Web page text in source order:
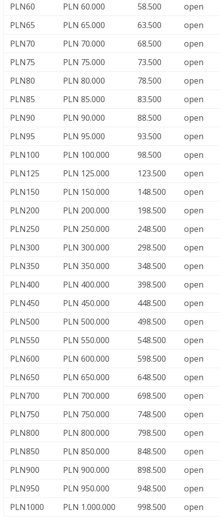
PLN60 PLN 60.000 58.500
open
PLN65
PLN 65.000 63.500
open
PLN70
PLN 70.000 68.500
open
PLN75
PLN 75.000 73.500
open
PLN80
PLN 80.000 78.500
open
PLN85
PLN 85.000 83.500
open
PLN90
PLN 90.000 88.500
open
PLN95
PLN 95.000 93.500
open
PLN100
PLN 100.000 98.500
open
PLN125
PLN 125.000 123.500
open
PLN150
PLN 150.000 148.500
open
PLN200
PLN 200.000 198.500
open
PLN250
PLN 250.000 248.500
open
PLN300
PLN 300.000 298.500
open
PLN350
PLN 350.000 348.500
open
PLN400
PLN 400.000 398.500
open
PLN450
PLN 450.000 448.500
open
PLN500
PLN 500.000 498.500
open
PLN550
PLN 550.000 548.500
open
PLN600
PLN 600.000 598.500
open
PLN650
PLN 650.000 648.500
open
PLN700
PLN 700.000 698.500
open
PLN750
PLN 750.000 748.500
open
PLN800
PLN 800.000 798.500
open
PLN850
PLN 850.000 848.500
open
PLN900
PLN 900.000 898.500
open
PLN950
PLN 950.000 948.500
open
PLN1000
PLN 1.000.000 998.500 open